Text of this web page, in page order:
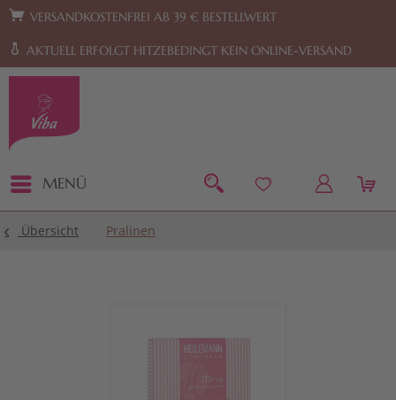
Zur Hauptnavigation springen Zum Footer springen
VERSANDKOSTENFREI AB 39 € BESTELLWERT
AKTUELL ERFOLGT HITZEBEDINGT KEIN ONLINE-VERSAND
MENÜ
Übersicht Pralinen